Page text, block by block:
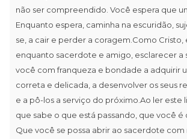
não ser compreendido. Você espera que
Enquanto espera, caminha na escuridão,
se, a cair e perder a coragem.Como Cristo,
enquanto sacerdote e amigo, esclarecer a
você com franqueza e bondade a adquirir
correta e delicada, a desenvolver os seus
e a pô-los a serviço do próximo.Ao ler este
que sabe o que está passando, que você
Que você se possa abrir ao sacerdote com